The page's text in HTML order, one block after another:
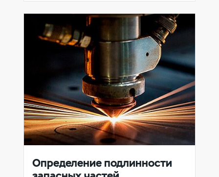
Определение подлинности